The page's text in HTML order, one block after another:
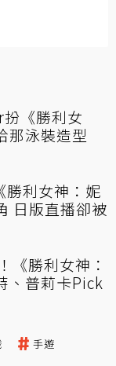
《勝利女
那泳裝造型
勝利女神：妮
日版直播卻被
《勝利女神：
、普莉卡Pick
手遊